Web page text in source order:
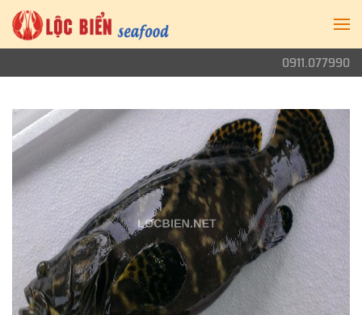
0911.077990